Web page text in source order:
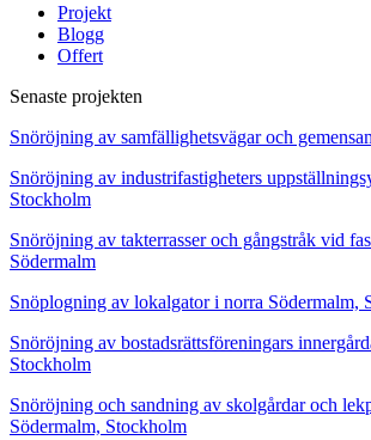
Projekt
Blogg
Offert
Senaste projekten
Snöröjning av samfällighetsvägar och
Snöröjning av industrifastigheters
Stockholm
Snöröjning av takterrasser och gångstråk vid
Södermalm
Snöplogning av lokalgator i norra Södermalm,
Snöröjning av bostadsrättsföreningars
Stockholm
Snöröjning och sandning av skolgårdar och
Södermalm, Stockholm